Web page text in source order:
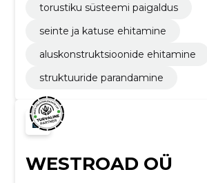
torustiku süsteemi paigaldus
seinte ja katuse ehitamine
aluskonstruktsioonide ehitamine
struktuuride parandamine
WESTROAD OÜ